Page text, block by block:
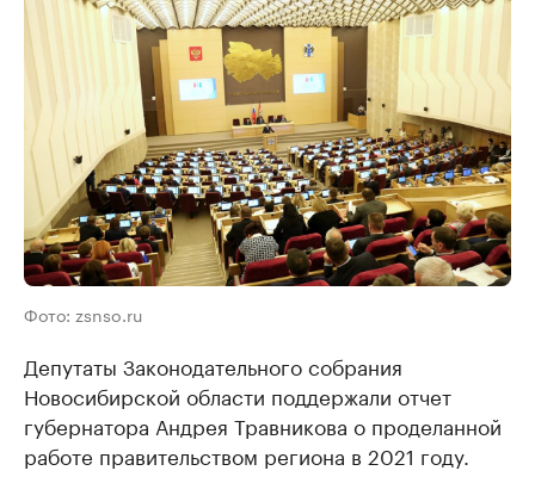
Фото: zsnso.ru
Депутаты Законодательного собрания
Новосибирской области поддержали отчет
губернатора Андрея Травникова о проделанной
работе правительством региона в 2021 году.